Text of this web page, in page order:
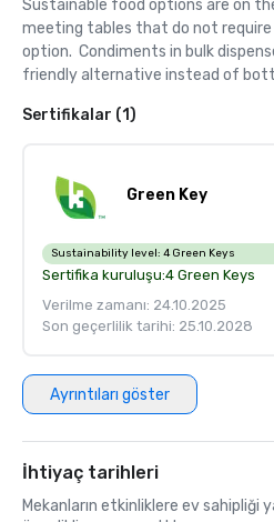
Sustainable food options are on
meeting tables that do not require
option.  Condiments in bulk
friendly alternative instead of
Sertifikalar (1)
Green Key
Sustainability level: 4 Green Keys
Sertifika kuruluşu:4 Green Keys
Verilme zamanı: 24.10.2025
Son geçerlilik tarihi: 25.10.2028
Ayrıntıları göster
İhtiyaç tarihleri
Mekanların etkinliklere ev